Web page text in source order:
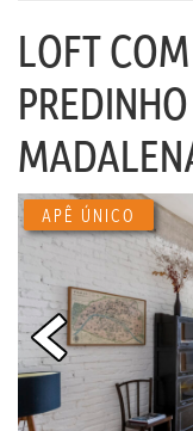
LOFT
APÊ ÚNICO